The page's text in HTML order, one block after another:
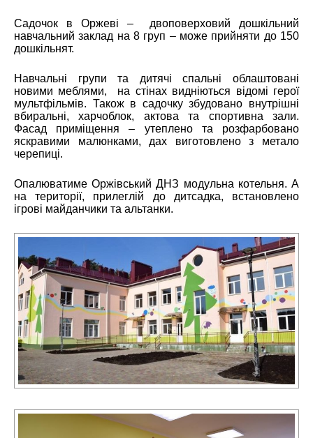
Садочок в Оржеві – двоповерховий дошкільний
навчальний заклад на 8 груп – може прийняти до 150
дошкільнят.
Навчальні групи та дитячі спальні облаштовані
новими меблями, на стінах видніються відомі герої
мультфільмів. Також в садочку збудовано внутрішні
вбиральні, харчоблок, актова та спортивна зали.
Фасад приміщення – утеплено та розфарбовано
яскравими малюнками, дах виготовлено з метало
черепиці.
Опалюватиме Оржівський ДНЗ модульна котельня. А
на території, прилеглій до дитсадка, встановлено
ігрові майданчики та альтанки.